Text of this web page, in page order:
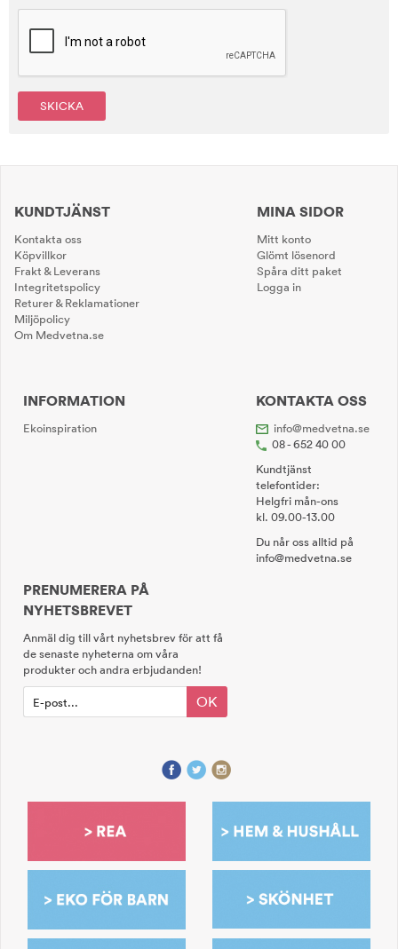
SKICKA
KUNDTJÄNST
Kontakta oss
Köpvillkor
Frakt & Leverans
Integritetspolicy
Returer & Reklamationer
Miljöpolicy
Om Medvetna.se
MINA SIDOR
Mitt konto
Glömt lösenord
Spåra ditt paket
Logga in
INFORMATION
Ekoinspiration
KONTAKTA OSS
info@medvetna.se
08 - 652 40 00
Kundtjänst
telefontider:
Helgfri mån-ons
kl. 09.00-13.00
Du når oss alltid på
info@medvetna.se
PRENUMERERA PÅ
NYHETSBREVET
Anmäl dig till vårt nyhetsbrev för att få
de senaste nyheterna om våra
produkter och andra erbjudanden!
OK